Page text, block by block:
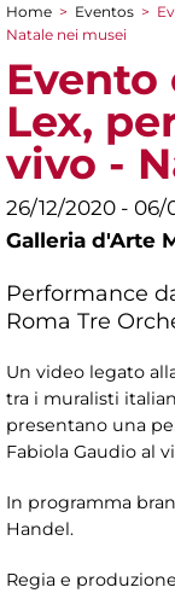
You are here
Home > Eventos >
Natale nei musei
Evento
Lex,
vivo -
26/12/2020 - 06/
Galleria d'Arte
Performance
Roma Tre
Un video legato
tra i muralisti
presentano una
Fabiola Gaudio al
In programma
Handel.
Regia e